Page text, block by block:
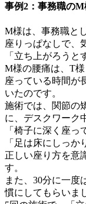
事例2：事務職のM
M様は、事務職と
座りっぱなしで、
「立ち上がろうと
M様の腰痛は、T様
座っている時間が
いたのです。
施術では、関節の
に、デスクワーク
「椅子に深く座っ
「足は床にしっか
正しい座り方を意
す。
また、30分に一度
慣にしてもらいま